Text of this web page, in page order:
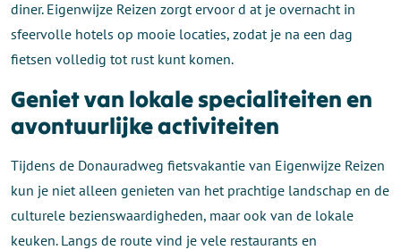
diner. Eigenwijze Reizen zorgt ervoor d at je overnacht in
sfeervolle hotels op mooie locaties, zodat je na een dag
fietsen volledig tot rust kunt komen.
Geniet van lokale specialiteiten en
avontuurlijke activiteiten
Tijdens de Donauradweg fietsvakantie van Eigenwijze Reizen
kun je niet alleen genieten van het prachtige landschap en de
culturele bezienswaardigheden, maar ook van de lokale
keuken. Langs de route vind je vele restaurants en